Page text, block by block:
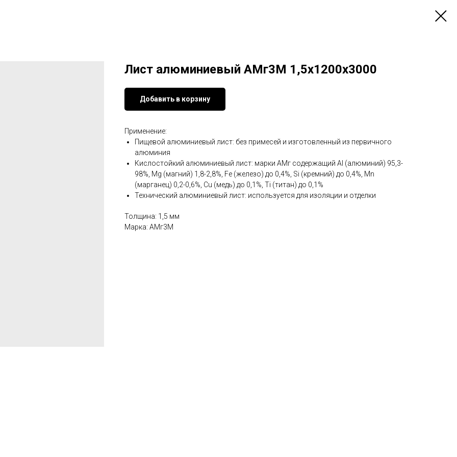
Лист алюминиевый АМг3М 1,5х1200х3000
Добавить в корзину
Применение:
Пищевой алюминиевый лист: без примесей и изготовленный из первичного
алюминия
Кислостойкий алюминиевый лист: марки АМг содержащий Al (алюминий) 95,3-
98%, Mg (магний) 1,8-2,8%, Fe (железо) до 0,4%, Si (кремний) до 0,4%, Mn
(марганец) 0,2-0,6%, Cu (медь) до 0,1%, Ti (титан) до 0,1%
Технический алюминиевый лист: используется для изоляции и отделки
Толщина: 1,5 мм
Марка: АМг3М